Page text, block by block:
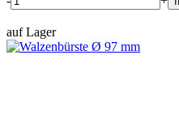
auf Lager